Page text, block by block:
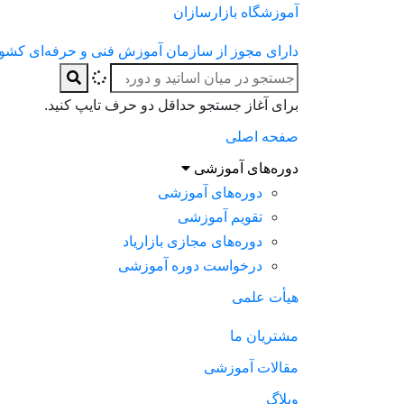
آموزشگاه بازارسازان
دارای مجوز از سازمان آموزش فنی و حرفه‌ای
برای آغاز جستجو حداقل دو حرف تایپ کنید.
صفحه اصلی
دوره‌های آموزشی
دوره‌های آموزشی
تقویم آموزشی
دوره‌های مجازی بازاریاد
درخواست دوره آموزشی
هیأت علمی
مشتریان ما
مقالات آموزشی
وبلاگ